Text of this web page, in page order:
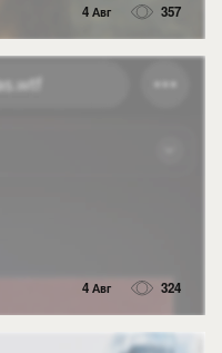
4 Авг 357
4 Авг 324